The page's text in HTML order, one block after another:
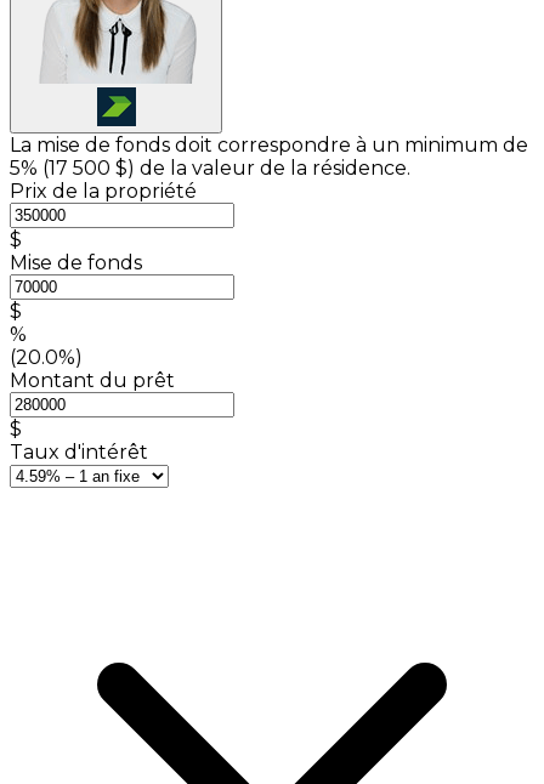
La mise de fonds doit correspondre à un minimum de
5% (17 500 $) de la valeur de la résidence.
Prix de la propriété
$
Mise de fonds
$
%
(20.0%)
Montant du prêt
$
Taux d'intérêt